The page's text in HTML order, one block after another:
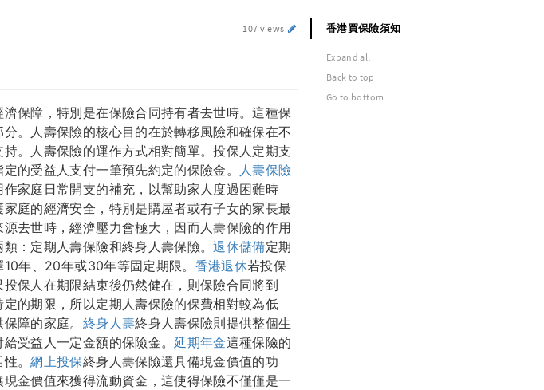
107 views
保障，特別是在保險合同持有者去世時。這種保
。人壽保險的核心目的在於轉移風險和確保在不
。人壽保險的運作方式相對簡單。投保人定期支
的受益人支付一筆預先約定的保險金。
人壽保險
家庭日常開支的補充，以幫助家人度過困難時
庭的經濟安全，特別是購屋者或有子女的家長最
去世時，經濟壓力會極大，因而人壽保險的作用
類：定期人壽保險和終身人壽保險。退休儲備定期
年、20年或30年等固定期限。 香港退休若投保
保人在期限結束後仍然健在，則保險合同將到
定的期限，所以定期人壽保險的保費相對較為低
障的家庭。 終身人壽終身人壽保險則提供整個生
受益人一定金額的保險金。延期年金這種保險的
性。網上投保終身人壽保險還具備現金價值的功
金價值來獲得流動資金，這使得保險不僅僅是一
香港買保險須知
Expand all
Back to top
Go to bottom